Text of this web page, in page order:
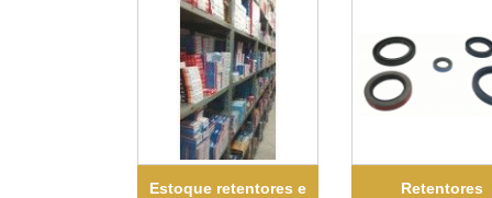
Estoque retentores e
Retentores